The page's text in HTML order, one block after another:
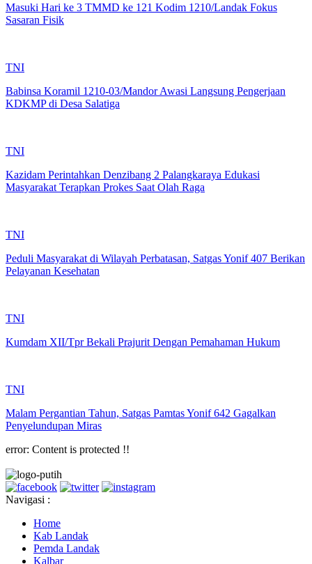
Masuki Hari ke 3 TMMD ke 121 Kodim 1210/Landak Fokus
Sasaran Fisik
TNI
Babinsa Koramil 1210-03/Mandor Awasi Langsung Pengerjaan
KDKMP di Desa Salatiga
TNI
Kazidam Perintahkan Denzibang 2 Palangkaraya Edukasi
Masyarakat Terapkan Prokes Saat Olah Raga
TNI
Peduli Masyarakat di Wilayah Perbatasan, Satgas Yonif 407 Berikan
Pelayanan Kesehatan
TNI
Kumdam XII/Tpr Bekali Prajurit Dengan Pemahaman Hukum
TNI
Malam Pergantian Tahun, Satgas Pamtas Yonif 642 Gagalkan
Penyelundupan Miras
error: Content is protected !!
Navigasi :
Home
Kab Landak
Pemda Landak
Kalbar